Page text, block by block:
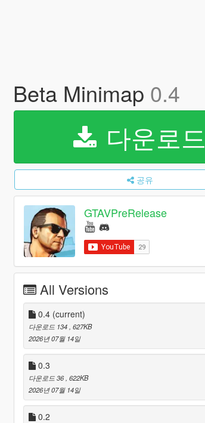
Beta Minimap 0.4
다운로드
공유
GTAVPreRelease
All Versions
0.4 (current)
다운로드 134 , 627KB
2026년 07월 14일
0.3
다운로드 36 , 622KB
2026년 07월 14일
0.2